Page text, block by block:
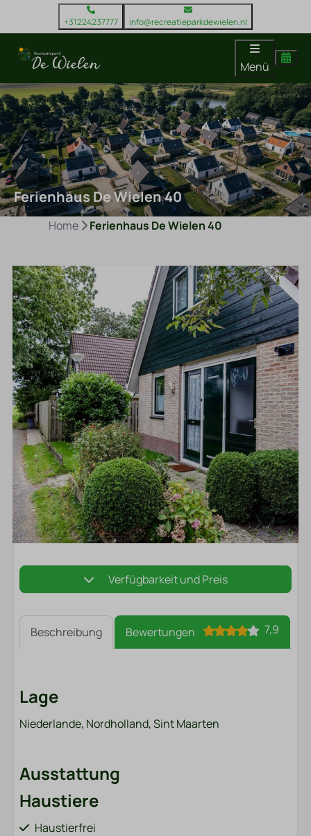
+31224237777 info@recreatieparkdewielen.nl
Menü
Ferienhaus De Wielen 40
Home Ferienhaus De Wielen 40
Verfügbarkeit und Preis
Beschreibung Bewertungen 7,9
Lage
Niederlande, Nordholland, Sint Maarten
Ausstattung
Haustiere
Haustierfrei